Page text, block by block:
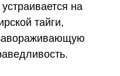
на
тайги,